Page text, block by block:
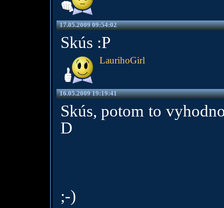
17.05.2009 09:54:02
Skús :P
LaurihoGirl
16.05.2009 19:19:41
Skús, potom to
D
;-)